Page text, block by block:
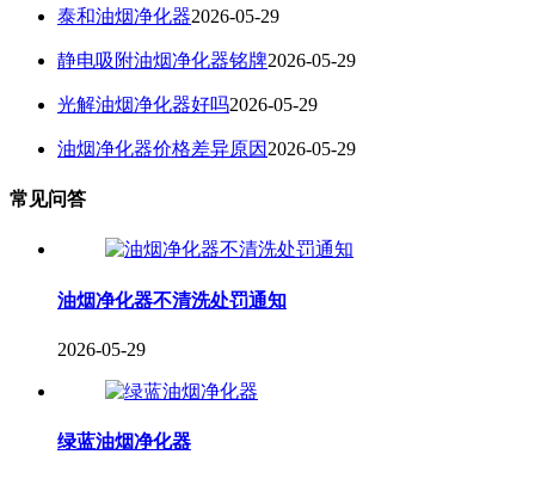
泰和油烟净化器2026-05-29
静电吸附油烟净化器铭牌2026-05-29
光解油烟净化器好吗2026-05-29
油烟净化器价格差异原因 2026-05-29
常见问答
油烟净化器不清洗处罚通知
2026-05-29
绿蓝油烟净化器